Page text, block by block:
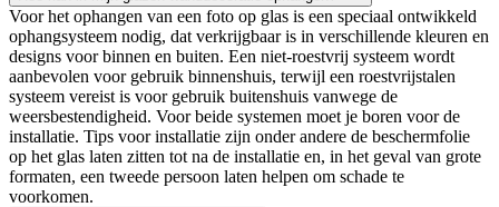
Voor het ophangen van een foto op glas is een speciaal ontwikkeld
ophangsysteem nodig, dat verkrijgbaar is in verschillende kleuren en
designs voor binnen en buiten. Een niet-roestvrij systeem wordt
aanbevolen voor gebruik binnenshuis, terwijl een roestvrijstalen
systeem vereist is voor gebruik buitenshuis vanwege de
weersbestendigheid. Voor beide systemen moet je boren voor de
installatie. Tips voor installatie zijn onder andere de beschermfolie
op het glas laten zitten tot na de installatie en, in het geval van grote
formaten, een tweede persoon laten helpen om schade te
voorkomen.